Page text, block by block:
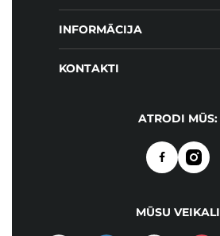
INFORMĀCIJA
KONTAKTI
ATRODI MŪS:
MŪSU VEIKALI